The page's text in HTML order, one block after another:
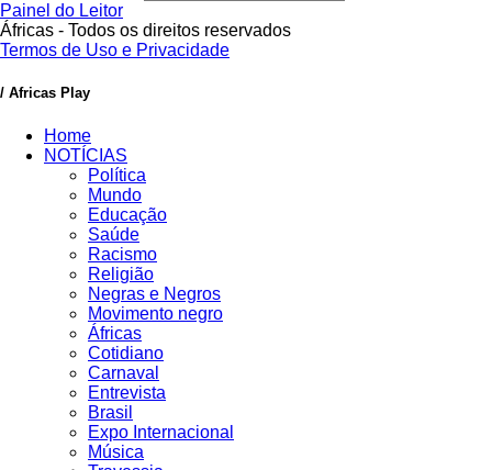
Painel do Leitor
Áfricas - Todos os direitos reservados
Termos de Uso e Privacidade
/ Africas Play
Home
NOTÍCIAS
Política
Mundo
Educação
Saúde
Racismo
Religião
Negras e Negros
Movimento negro
Áfricas
Cotidiano
Carnaval
Entrevista
Brasil
Expo Internacional
Música